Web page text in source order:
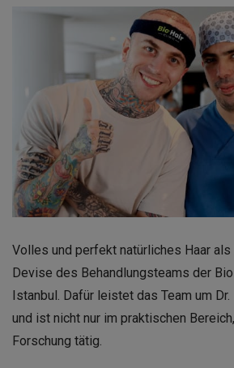
Volles und perfekt natürliches Haar
Devise des Behandlungsteams der
Istanbul. Dafür leistet das Team um
und ist nicht nur im praktischen
Forschung tätig.